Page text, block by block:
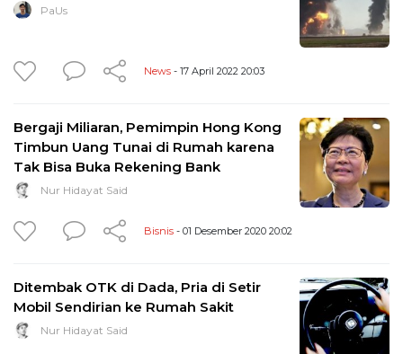
PaUs
News - 17 April 2022 20:03
Bergaji Miliaran, Pemimpin Hong Kong
Timbun Uang Tunai di Rumah karena
Tak Bisa Buka Rekening Bank
Nur Hidayat Said
Bisnis - 01 Desember 2020 20:02
Ditembak OTK di Dada, Pria di Setir
Mobil Sendirian ke Rumah Sakit
Nur Hidayat Said